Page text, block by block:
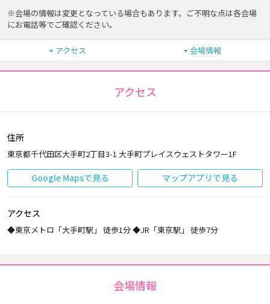
※会場の情報は変更となっている場合もあります。ご不明な点は各会場
にお電話等でご確認ください。
アクセス 会場情報
アクセス
住所
東京都千代田区大手町2丁目3-1 大手町プレイスウェストタワー1F
Google Mapsで見る マップアプリで見る
アクセス
◆東京メトロ「大手町駅」 徒歩1分 ◆JR「東京駅」 徒歩7分
会場情報